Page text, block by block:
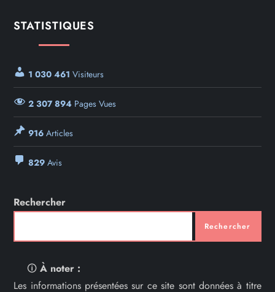
STATISTIQUES
1 030 461 Visiteurs
2 307 894 Pages Vues
916 Articles
829 Avis
Rechercher
Rechercher
🛈À noter :
Les informations présentées sur ce site sont données à titre